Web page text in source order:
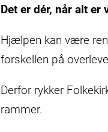
Det er dér, når alt
Hjælpen kan være
forskellen på
Derfor rykker
rammer.